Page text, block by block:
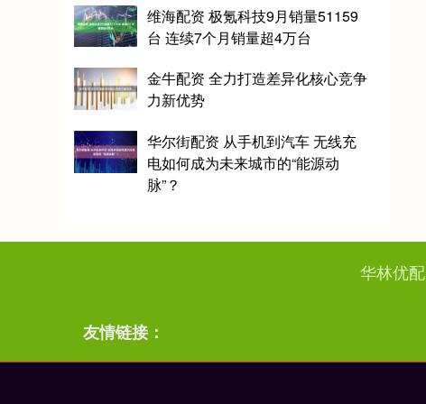
维海配资 极氪科技9月销量51159
台 连续7个月销量超4万台
金牛配资 全力打造差异化核心竞争
力新优势
华尔街配资 从手机到汽车 无线充
电如何成为未来城市的“能源动
脉”？
华林优配
友情链接：